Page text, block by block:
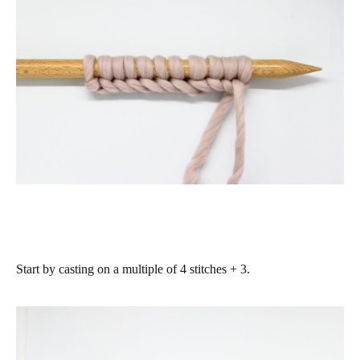
Start by casting on a multiple of 4 stitches + 3.